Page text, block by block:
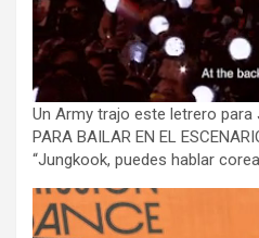
Un Army trajo este letrero para
PARA BAILAR EN EL
“Jungkook, puedes hablar